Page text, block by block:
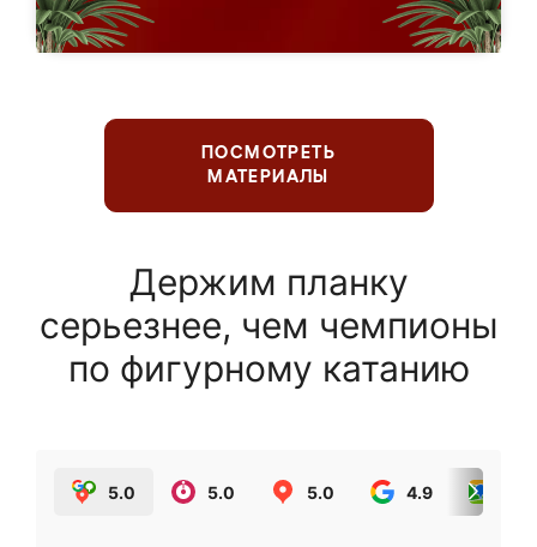
ПОСМОТРЕТЬ
МАТЕРИАЛЫ
Держим планку
серьезнее, чем чемпионы
по фигурному катанию
5.0 5.0 5.0 4.9